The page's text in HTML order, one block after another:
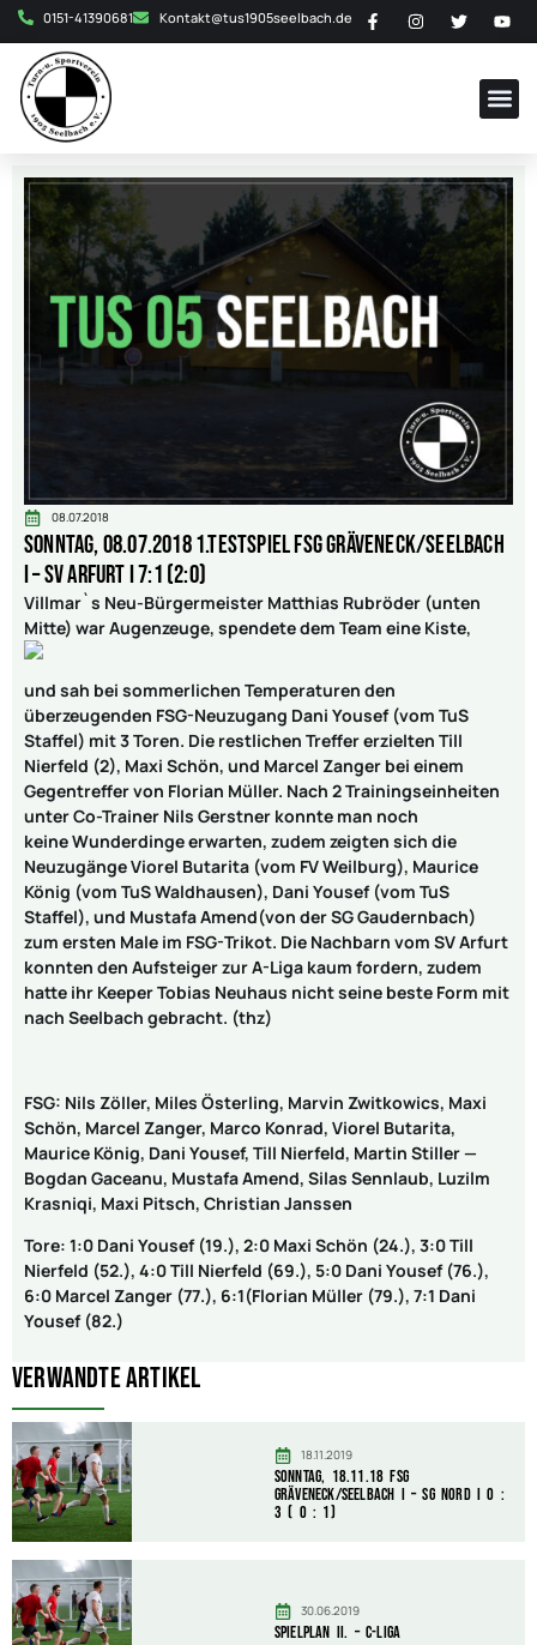
0151-41390681 Kontakt@tus1905seelbach.de
08.07.2018
Sonntag, 08.07.2018 1.Testspiel FSG Gräveneck/Seelbach
I – SV Arfurt I 7:1 (2:0)
Villmar`s Neu-Bürgermeister Matthias Rubröder (unten
Mitte) war Augenzeuge, spendete dem Team eine Kiste,
und sah bei sommerlichen Temperaturen den
überzeugenden FSG-Neuzugang Dani Yousef (vom TuS
Staffel) mit 3 Toren. Die restlichen Treffer erzielten Till
Nierfeld (2), Maxi Schön, und Marcel Zanger bei einem
Gegentreffer von Florian Müller. Nach 2 Trainingseinheiten
unter Co-Trainer Nils Gerstner konnte man noch
keineWunderdinge erwarten, zudem zeigten sich die
Neuzugänge Viorel Butarita (vom FV Weilburg), Maurice
König (vom TuS Waldhausen), Dani Yousef (vom TuS
Staffel), und Mustafa Amend(von der SG Gaudernbach)
zum ersten Male im FSG-Trikot. Die Nachbarn vom SV Arfurt
konnten den Aufsteiger zur A-Liga kaum fordern, zudem
hatte ihr Keeper Tobias Neuhaus nicht seine beste Form mit
nach Seelbach gebracht. (thz)
FSG: Nils Zöller, Miles Österling, Marvin Zwitkowics, Maxi
Schön, Marcel Zanger, Marco Konrad, Viorel Butarita,
Maurice König, Dani Yousef, Till Nierfeld, Martin Stiller —
Bogdan Gaceanu, Mustafa Amend, Silas Sennlaub, Luzilm
Krasniqi, Maxi Pitsch, Christian Janssen
Tore: 1:0 Dani Yousef (19.), 2:0 Maxi Schön (24.), 3:0 Till
Nierfeld (52.), 4:0 Till Nierfeld (69.), 5:0 Dani Yousef (76.),
6:0 Marcel Zanger (77.), 6:1(Florian Müller (79.), 7:1 Dani
Yousef (82.)
Verwandte Artikel
18.11.2019
Sonntag, 18.11.18 FSG
Gräveneck/Seelbach I – SG Nord I 0 :
3 ( 0 : 1)
30.06.2019
Spielplan II. – C-Liga